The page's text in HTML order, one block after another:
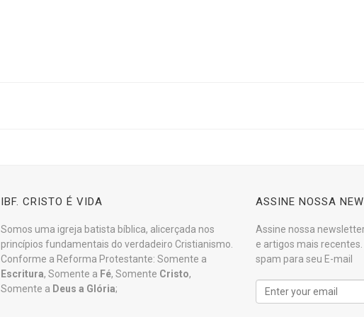
IBF. CRISTO É VIDA
Somos uma igreja batista bíblica, alicerçada nos
princípios fundamentais do verdadeiro Cristianismo.
Conforme a Reforma Protestante: Somente a
Escritura, Somente a Fé, Somente Cristo,
Somente a Deus a Glória;
ASSINE NOSSA
Assine nossa
e artigos mais
spam para seu E-mail